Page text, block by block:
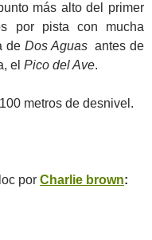
más alto del primer
por pista con mucha
de Dos Aguasantes de
el Pico del Ave.
metros de desnivel.
por Charlie brown: